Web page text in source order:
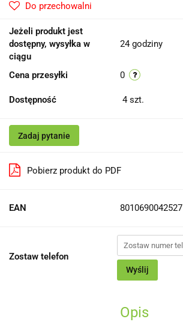
Do przechowalni
Jeżeli produkt jest
dostępny, wysyłka w
ciągu
24 godziny
Cena przesyłki 0
Dostępność 4 szt.
Zadaj pytanie
Pobierz produkt do PDF
EAN 8010690042527
Zostaw telefon
Wyślij
Opis